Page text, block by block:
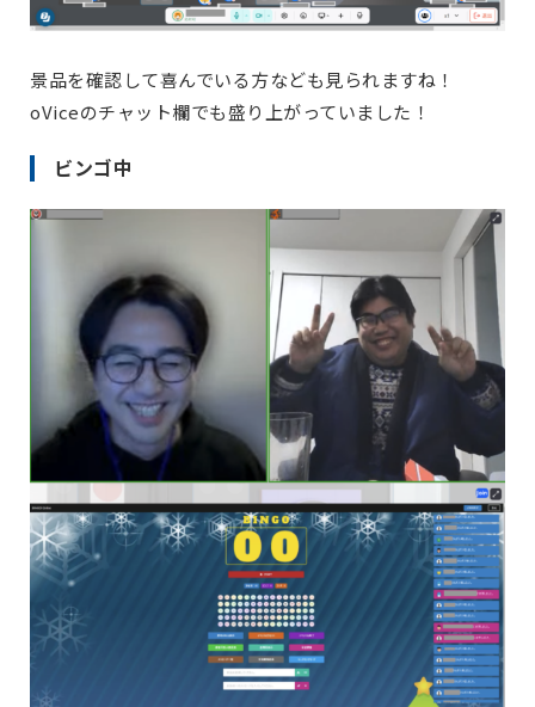
景品を確認して喜んでいる方なども見られますね！
oViceのチャット欄でも盛り上がっていました！
ビンゴ中